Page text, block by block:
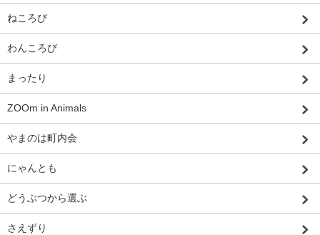
ねころび
わんころび
まったり
ZOOm in Animals
やまのは町内会
にゃんとも
どうぶつから選ぶ
さえずり